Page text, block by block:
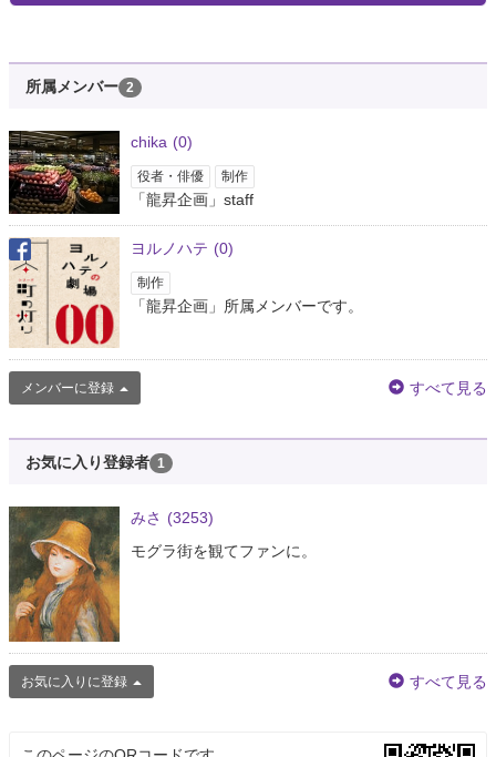
所属メンバー 2
chika (0)
役者・俳優 制作
「龍昇企画」staff
ヨルノハテ (0)
制作
「龍昇企画」所属メンバーです。
メンバーに登録 すべて見る
お気に入り登録者 1
みさ (3253)
モグラ街を観てファンに。
お気に入りに登録 すべて見る